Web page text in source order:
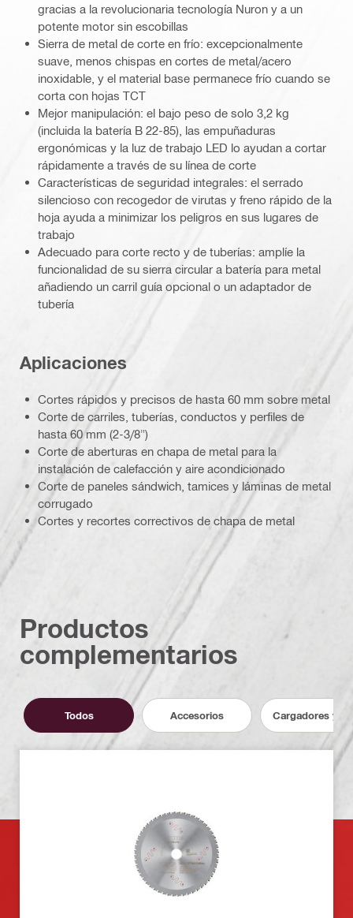
gracias a la revolucionaria tecnología Nuron y a un
potente motor sin escobillas
Sierra de metal de corte en frío: excepcionalmente
suave, menos chispas en cortes de metal/acero
inoxidable, y el material base permanece frío cuando se
corta con hojas TCT
Mejor manipulación: el bajo peso de solo 3,2 kg
(incluida la batería B 22-85), las empuñaduras
ergonómicas y la luz de trabajo LED lo ayudan a cortar
rápidamente a través de su línea de corte
Características de seguridad integrales: el serrado
silencioso con recogedor de virutas y freno rápido de la
hoja ayuda a minimizar los peligros en sus lugares de
trabajo
Adecuado para corte recto y de tuberías: amplíe la
funcionalidad de su sierra circular a batería para metal
añadiendo un carril guía opcional o un adaptador de
tubería
Aplicaciones
Cortes rápidos y precisos de hasta 60 mm sobre metal
Corte de carriles, tuberías, conductos y perfiles de
hasta 60 mm (2-3/8")
Corte de aberturas en chapa de metal para la
instalación de calefacción y aire acondicionado
Corte de paneles sándwich, tamices y láminas de metal
corrugado
Cortes y recortes correctivos de chapa de metal
Productos
complementarios
Todos Accesorios Cargadores y